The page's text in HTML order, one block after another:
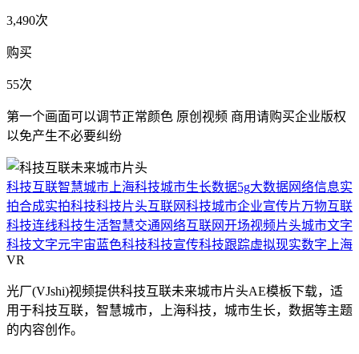
3,490次
购买
55次
第一个画面可以调节正常颜色 原创视频 商用请购买企业版权
以免产生不必要纠纷
科技互联智慧城市上海科技城市生长数据5g大数据网络信息实
拍合成实拍科技科技片头互联网科技城市企业宣传片万物互联
科技连线科技生活智慧交通网络互联网开场视频片头城市文字
科技文字元宇宙蓝色科技科技宣传科技跟踪虚拟现实数字上海
VR
光厂(VJshi)视频提供科技互联未来城市片头AE模板 下载，适
用于科技互联，智慧城市，上海科技，城市生长，数据等主题
的内容创作。